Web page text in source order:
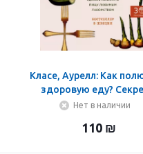
Класе, Аурелл: Как
здоровую еду?
скандинавов, которые
лакомством
Нет в наличии
110 ₪